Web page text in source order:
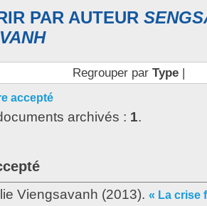
PAR AUTEUR
Regrouper par Type|
accepté
archivés : 1.
Viengsavanh (2013). « La crise